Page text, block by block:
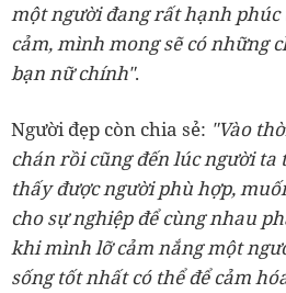
một người đang rất hạnh
cảm, mình mong sẽ có những
bạn nữ chính".
Người đẹp còn chia sẻ: "Vào
chán rồi cũng đến lúc người ta
thấy được người phù hợp,
cho sự nghiệp để cùng nhau
khi mình lỡ cảm nắng một
sống tốt nhất có thể để cảm